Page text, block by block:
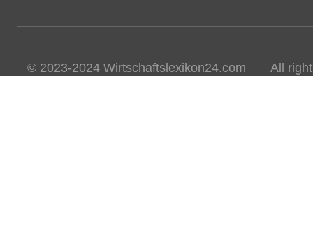
© 2023-2024 Wirtschaftslexikon24.com All